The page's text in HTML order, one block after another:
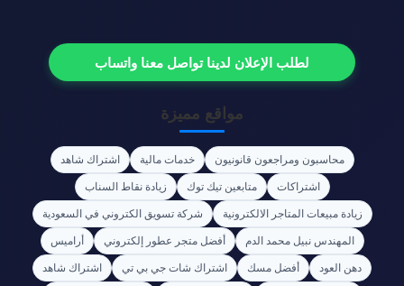
لطلب الإعلان لدينا تواصل معنا واتساب
مواقع مميزة
محاسبون ومراجعون قانونيون خدمات مالية
اشتراك شاهد
اشتراكات
متابعين تيك توك
زيادة نقاط السناب
زيادة مبيعات المتاجر الالكترونية
شركة تسويق الكتروني في السعودية
المهندس نبيل محمد الدم
أفضل متجر عطور إلكتروني
أراميس
دهن العود
أفضل مسك اشتراك شات جي بي تي
اشتراك شاهد